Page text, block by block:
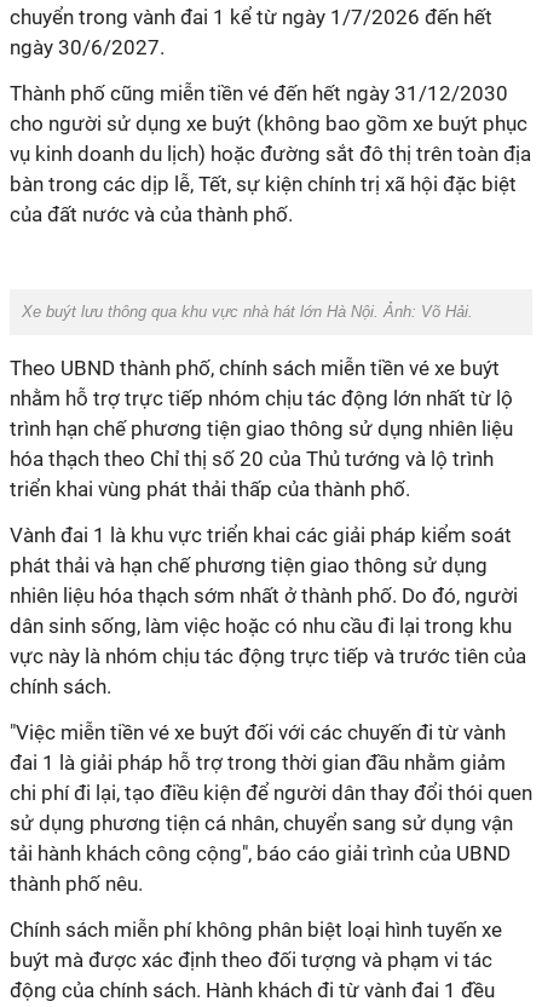
chuyển trong vành đai 1 kể từ ngày 1/7/2026 đến hết
ngày 30/6/2027.
Thành phố cũng miễn tiền vé đến hết ngày 31/12/2030
cho người sử dụng xe buýt (không bao gồm xe buýt phục
vụ kinh doanh du lịch) hoặc đường sắt đô thị trên toàn địa
bàn trong các dịp lễ, Tết, sự kiện chính trị xã hội đặc biệt
của đất nước và của thành phố.
Xe buýt lưu thông qua khu vực nhà hát lớn Hà Nội. Ảnh: Võ Hải.
Theo UBND thành phố, chính sách miễn tiền vé xe buýt
nhằm hỗ trợ trực tiếp nhóm chịu tác động lớn nhất từ lộ
trình hạn chế phương tiện giao thông sử dụng nhiên liệu
hóa thạch theo Chỉ thị số 20 của Thủ tướng và lộ trình
triển khai vùng phát thải thấp của thành phố.
Vành đai 1 là khu vực triển khai các giải pháp kiểm soát
phát thải và hạn chế phương tiện giao thông sử dụng
nhiên liệu hóa thạch sớm nhất ở thành phố. Do đó, người
dân sinh sống, làm việc hoặc có nhu cầu đi lại trong khu
vực này là nhóm chịu tác động trực tiếp và trước tiên của
chính sách.
"Việc miễn tiền vé xe buýt đối với các chuyến đi từ vành
đai 1 là giải pháp hỗ trợ trong thời gian đầu nhằm giảm
chi phí đi lại, tạo điều kiện để người dân thay đổi thói quen
sử dụng phương tiện cá nhân, chuyển sang sử dụng vận
tải hành khách công cộng", báo cáo giải trình của UBND
thành phố nêu.
Chính sách miễn phí không phân biệt loại hình tuyến xe
buýt mà được xác định theo đối tượng và phạm vi tác
động của chính sách. Hành khách đi từ vành đai 1 đều